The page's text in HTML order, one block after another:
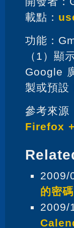
載點：
功能：
（1）顯
Google
製或預設
參考來源
Firefox
2009/
的密
2009/